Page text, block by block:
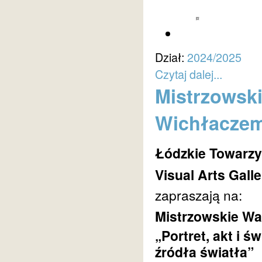
Dział: 2024/2025
Czytaj dalej...
Łódzkie
Visual Arts
zapraszają na:
Mistrzowskie
„Portret, akt i
źródła światła”